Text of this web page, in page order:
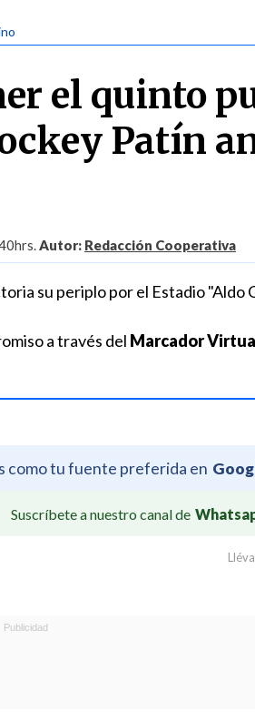
el quinto
Patín
Autor: Redacción Cooperativa
su periplo por el Estadio "Aldo
a través del Marcador
como tu fuente preferida en
Suscríbete a nuestro canal de